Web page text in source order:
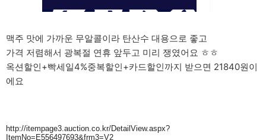
맥주 맛에 가까운 무알콜이라 탄산수 대용으로 좋고
가격 저렴해서 광복절 연휴 앞두고 미리 쟁였어요 ㅎㅎ
옥션할인+빡세일4%중복할인+카드할인까지 받으면 21840원이
에요
http://itempage3.auction.co.kr/DetailView.aspx?
ItemNo=E556497693&frm3=V2